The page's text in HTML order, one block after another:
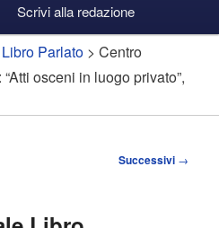
Scrivi alla redazione
Libro Parlato > Centro
osceni in luogo privato”,
Successivi →